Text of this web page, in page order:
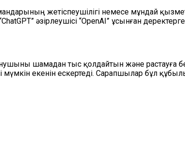
жетіспеушілігі немесе мұндай
әзірлеушісі “OpenAI” ұсынған
шамадан тыс қолдайтын және растауға
екенін ескертеді. Сарапшылар бұл